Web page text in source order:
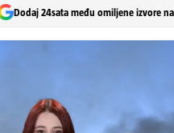
Dodaj 24sata među omiljene izvore